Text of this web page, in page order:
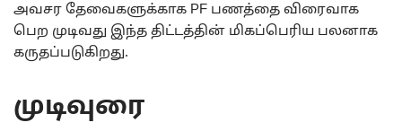
அவசர தேவைகளுக்காக PF பணத்தை விரைவாக
பெற முடிவது இந்த திட்டத்தின் மிகப்பெரிய பலனாக
கருதப்படுகிறது.
முடிவுரை